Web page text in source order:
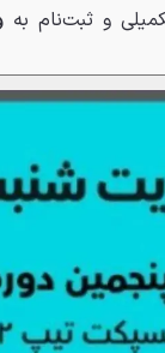
و ثبت‌نام به